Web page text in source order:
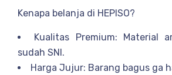
Kenapa belanja di HEPISO?
Kualitas Premium: Material
sudah SNI.
Harga Jujur: Barang bagus ga